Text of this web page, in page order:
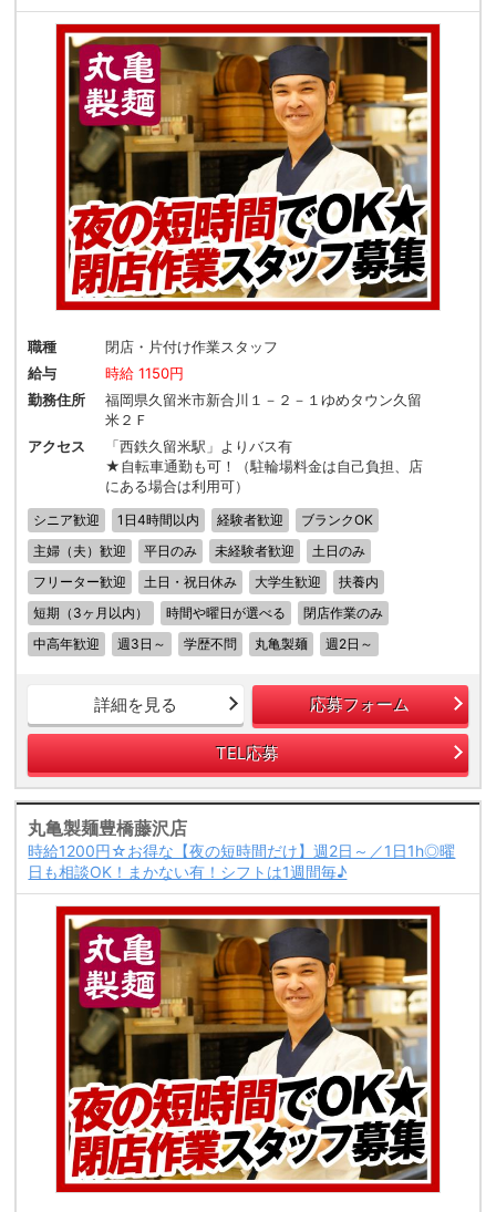
職種
閉店・片付け作業スタッフ
給与
時給 1150円
勤務住所
福岡県久留米市新合川１－２－１ゆめタウン久留
米２Ｆ
アクセス
「西鉄久留米駅」よりバス有
★自転車通勤も可！（駐輪場料金は自己負担、店
にある場合は利用可）
シニア歓迎 1日4時間以内 経験者歓迎
ブランクOK
主婦（夫）歓迎
平日のみ 未経験者歓迎
土日のみ
フリーター歓迎
土日・祝日休み 大学生歓迎
扶養内
短期（3ヶ月以内）
時間や曜日が選べる
閉店作業のみ
中高年歓迎
週3日～ 学歴不問 丸亀製麺 週2日～
詳細を見る 応募フォーム
TEL応募
丸亀製麺豊橋藤沢店
時給1200円☆お得な【夜の短時間だけ】週2日～／1日1h◎曜
日も相談OK！まかない有！シフトは1週間毎♪